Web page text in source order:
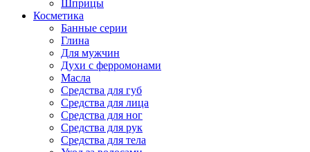
Шприцы
Косметика
Банные серии
Глина
Для мужчин
Духи с ферромонами
Масла
Средства для губ
Средства для лица
Средства для ног
Средства для рук
Средства для тела